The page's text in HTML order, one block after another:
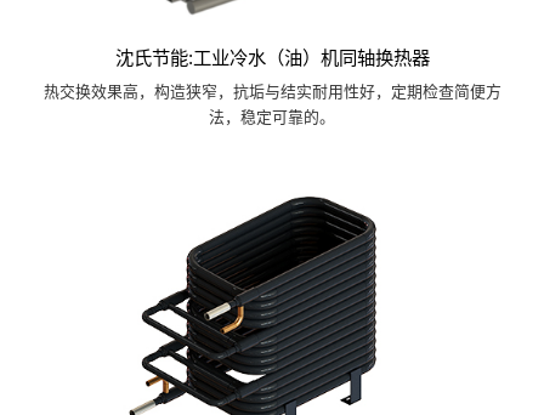
沈氏节能:工业冷水（油）机同轴换热器
热交换效果高，构造狭窄，抗垢与结实耐用性好，定期检查简便方
法，稳定可靠的。